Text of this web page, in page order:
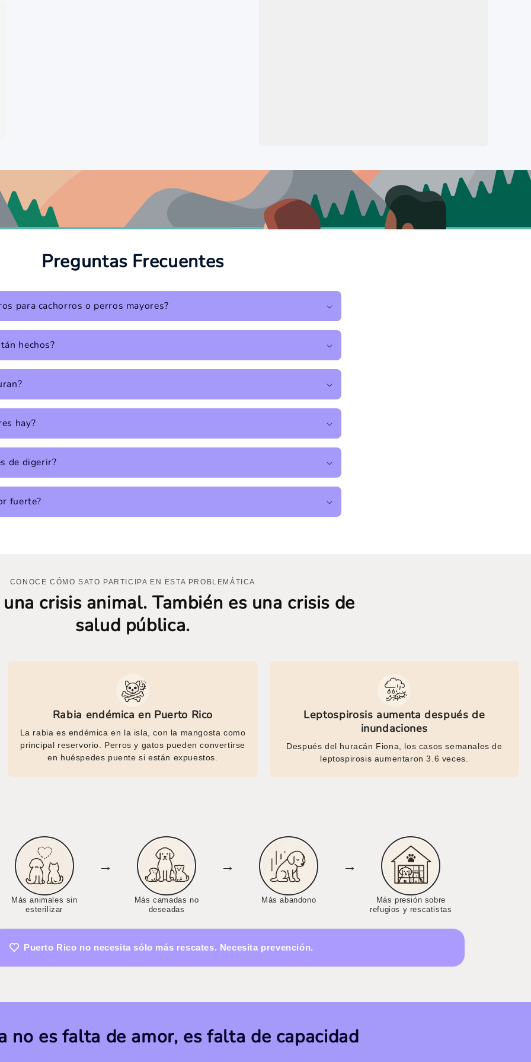
Preguntas Frecuentes
para cachorros o perros mayores?
hechos?
hay?
de digerir?
fuerte?
CONOCE CÓMO SATO PARTICIPA EN ESTA PROBLEMÁTICA
crisis animal. También es una crisis de
salud pública.
Rabia endémica en Puerto Rico
La rabia es endémica en la isla, con la mangosta como
principal reservorio. Perros y gatos pueden convertirse
en huéspedes puente si están expuestos.
Leptospirosis aumenta después de
inundaciones
Después del huracán Fiona, los casos semanales de
leptospirosis aumentaron 3.6 veces.
Más animales sin
esterilizar
→
Más camadas no
deseadas
→
Más abandono
→
Más presión sobre
refugios y rescatistas
Puerto Rico no necesita sólo más rescates. Necesita prevención.
no es falta de amor, es falta de capacidad